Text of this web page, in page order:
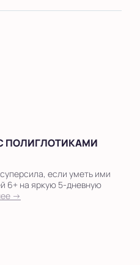
ПОЛИГЛОТИКАМИ
если уметь ими
6+ на яркую 5-дневную
→